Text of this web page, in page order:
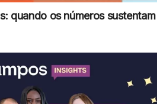
quando os números sustentam